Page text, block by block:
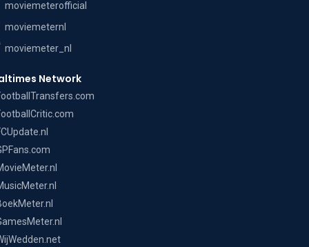
moviemeterofficial
moviemeternl
moviemeter_nl
Network